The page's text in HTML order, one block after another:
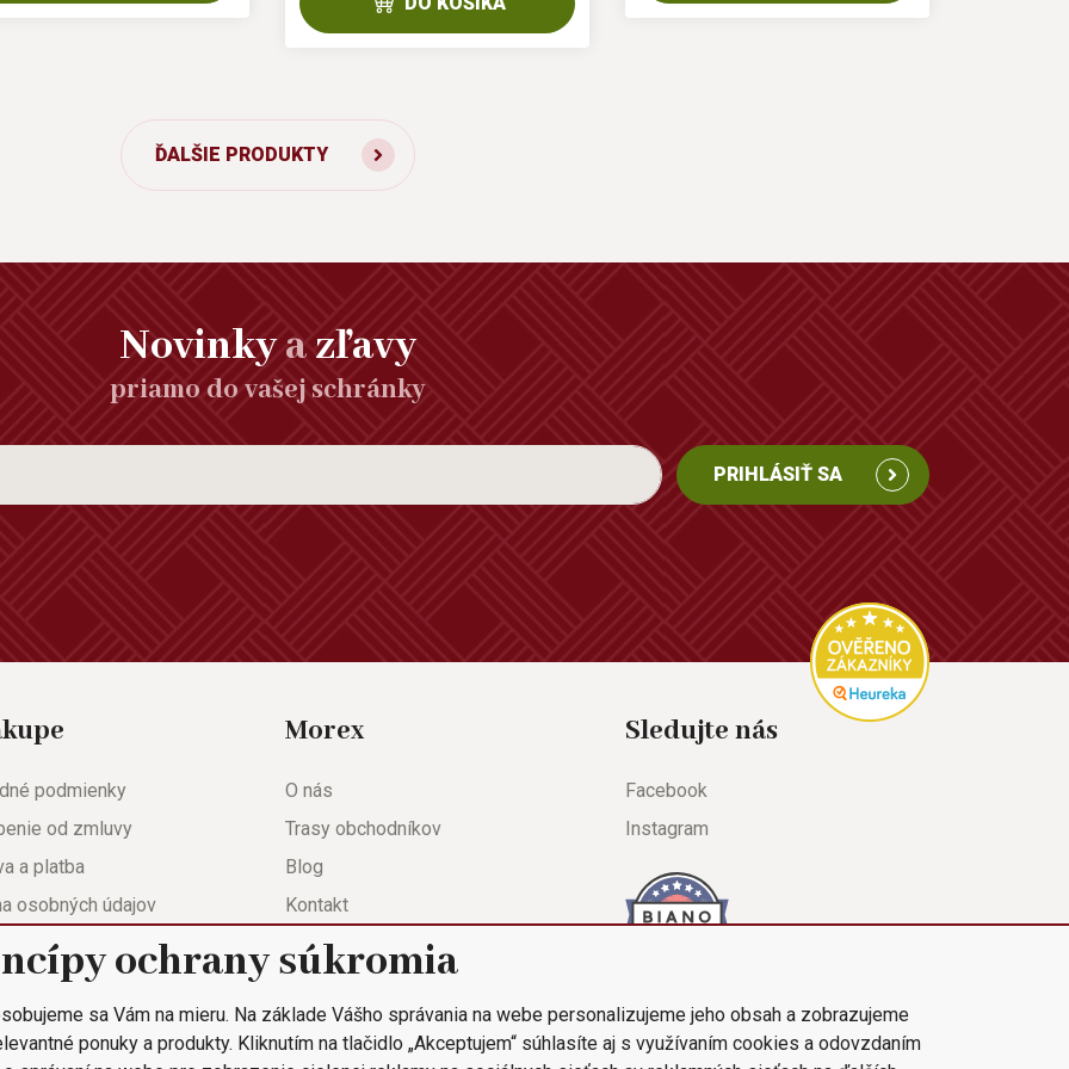
ĎALŠIE PRODUKTY
Novinkyazľavy
priamo do vašej schránky
PRIHLÁSIŤ SA
podmienky
od zmluvy
a platba
osobných údajov
list
objednávka
Morex
O nás
Trasy obchodníkov
Blog
Kontakt
Nastavenie súkromia
Sledujte nás
Facebook
Instagram
ochrany súkromia
sa Vám na mieru. Na základe Vášho správania na webe personalizujeme jeho obsah a zobrazujeme
ponuky a produkty. Kliknutím na tlačidlo „Akceptujem“ súhlasíte aj s využívaním cookies a odovzdaním